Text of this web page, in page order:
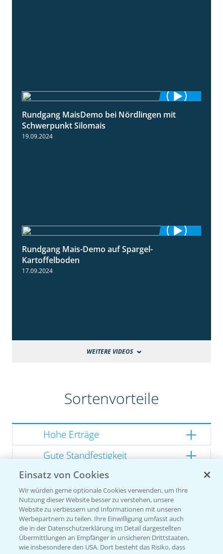
10:51
Rundgang MaisDemo bei Nördlingen mit
Schwerpunkt Silomais
19.09.2024
Rundgang Mais-Demo auf Spargel-
Kartoffelboden
17.09.2024
WEITERE VIDEOS
Sortenvorteile
Hohe Erträge
Gute Standfestigkeit
Gutes Dry Down
Gesunde Kolben
Sorteneinstufung nach
Einsatz von Cookies
Wir würden gerne optionale Cookies verwenden, um Ihre
Nutzung dieser Website besser zu verstehen, unsere
Website zu verbessern und Informationen mit unseren
Werbepartnern zu teilen. Ihre Einwilligung umfasst auch
die in der Datenschutzerklärung im Detail dargestellten
Übermittlungen an Empfänger in unsicheren Drittstaaten,
wie insbesondere den USA. Dort besteht das Risiko, dass